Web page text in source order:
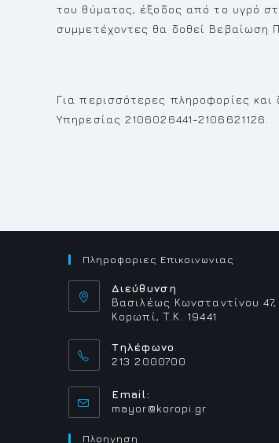
του θύματος, έξοδος από το υγρό
συμμετέχοντες θα δοθεί Βεβαίωση
Για περισσότερες πληροφορίες
Υπηρεσίας 2106026441-2106621126.
Πληροφοριες Επικοινωνιας
Διεύθυνση
Βασιλέως Κωνσταντίνου 47,
Κορωπί, Τ.Κ. 19441
Τηλέφωνο
213 2000700
Email:
mayor@koropi.gr
Πλοηγηση